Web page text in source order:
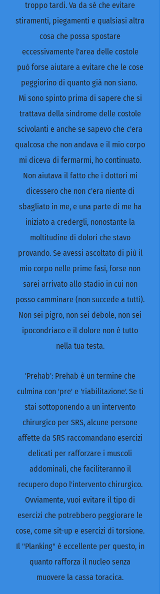
troppo tardi. Va da sé che evitare
stiramenti, piegamenti e qualsiasi altra
cosa che possa spostare
eccessivamente l'area delle costole
può forse aiutare a evitare che le cose
peggiorino di quanto già non siano.
Mi sono spinto prima di sapere che si
trattava della sindrome delle costole
scivolanti e anche se sapevo che c'era
qualcosa che non andava e il mio corpo
mi diceva di fermarmi, ho continuato.
Non aiutava il fatto che i dottori mi
dicessero che non c'era niente di
sbagliato in me, e una parte di me ha
iniziato a credergli, nonostante la
moltitudine di dolori che stavo
provando. Se avessi ascoltato di più il
mio corpo nelle prime fasi, forse non
sarei arrivato allo stadio in cui non
posso camminare (non succede a tutti).
Non sei pigro, non sei debole, non sei
ipocondriaco e il dolore non è tutto
nella tua testa.
'Prehab': Prehab è un termine che
culmina con 'pre' e 'riabilitazione'. Se ti
stai sottoponendo a un intervento
chirurgico per SRS, alcune persone
affette da SRS raccomandano esercizi
delicati per rafforzare i muscoli
addominali, che faciliteranno il
recupero dopo l'intervento chirurgico.
Ovviamente, vuoi evitare il tipo di
esercizi che potrebbero peggiorare le
cose, come sit-up e esercizi di torsione.
Il "Planking" è eccellente per questo, in
quanto rafforza il nucleo senza
muovere la cassa toracica.